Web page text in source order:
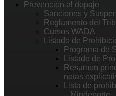
Prevención al dopaje
Sanciones y
Reglamento del
Cursos WADA
Listado de
Programa de
Listado de
Resumen
notas
Lista de